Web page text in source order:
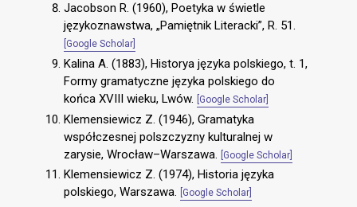
Jacobson R. (1960), Poetyka w świetle
językoznawstwa, „Pamiętnik Literacki”, R. 51.
[Google Scholar]
Kalina A. (1883), Historya języka polskiego, t. 1,
Formy gramatyczne języka polskiego do
końca XVIII wieku, Lwów.
[Google Scholar]
Klemensiewicz Z. (1946), Gramatyka
współczesnej polszczyzny kulturalnej w
zarysie, Wrocław–Warszawa.
[Google Scholar]
Klemensiewicz Z. (1974), Historia języka
polskiego, Warszawa.
[Google Scholar]